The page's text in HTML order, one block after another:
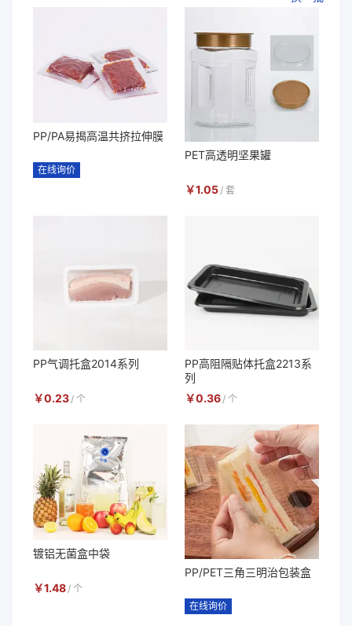
PP/PA易揭高温共挤拉伸膜
在线询价
PET高透明坚果罐
￥1.05 / 套
PP气调托盒2014系列
￥0.23 / 个
PP高阻隔贴体托盒2213系
列
￥0.36 / 个
镀铝无菌盒中袋
￥1.48 / 个
PP/PET三角三明治包装盒
在线询价